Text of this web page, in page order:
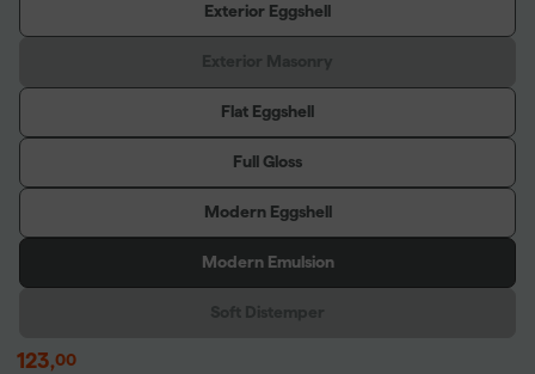
Exterior Eggshell
Flat Eggshell
Full Gloss
Modern Eggshell
Modern Emulsion
123,00